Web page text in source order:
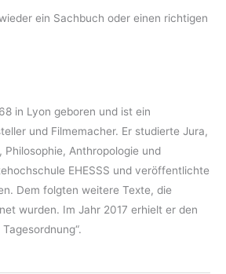
ein Sachbuch oder einen richtigen
in Lyon geboren und ist ein
und Filmemacher. Er studierte Jura,
Anthropologie und
EHESSS und veröffentlichte
Dem folgten weitere Texte, die
wurden. Im Jahr 2017 erhielt er den